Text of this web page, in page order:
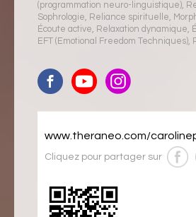
(programmation neuro-linguistique),
Sophrologie, Reliance spirituelle,
Écoute active, Relaxation dynamique,
EFT (Emotional Freedom Techniques),
www.theraneo.com/
Cliquez pour partager sur